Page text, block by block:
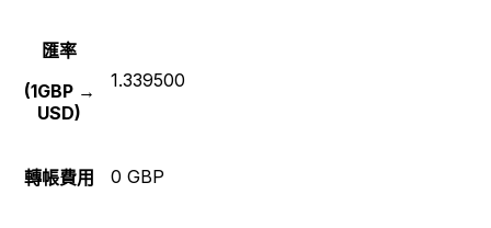
匯率
(1GBP →
USD)
1.339500
轉帳費用 0 GBP